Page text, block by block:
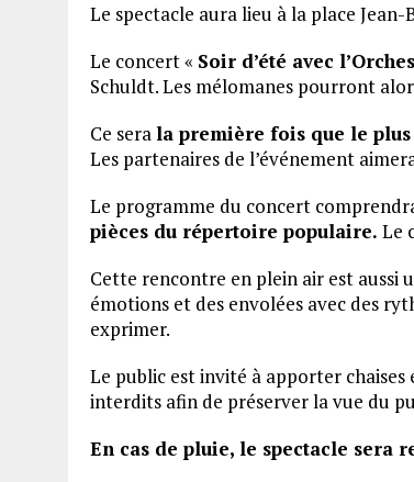
Le spectacle aura lieu à la place Jean-
Le concert « Soir d’été avec
Schuldt. Les mélomanes pourront
Ce serala première fois que le
Les partenaires de l’événement
Le programme du concert
pièces du répertoire populaire. Le
Cette rencontre en plein air est aussi
émotions et des envolées avec des
exprimer.
Le public est invité à apporter
interdits afin de préserver la vue du
En cas de pluie, le spectacle sera